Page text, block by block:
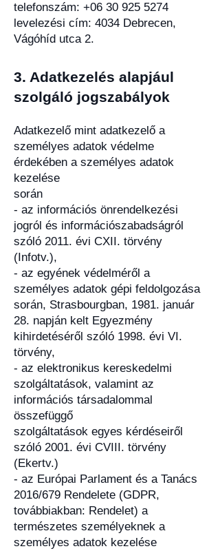
telefonszám: +06 30 925 5274
levelezési cím: 4034 Debrecen,
Vágóhíd utca 2.
3. Adatkezelés alapjául
szolgáló jogszabályok
Adatkezelő mint adatkezelő a
személyes adatok védelme
érdekében a személyes adatok
kezelése
során
- az információs önrendelkezési
jogról és információszabadságról
szóló 2011. évi CXII. törvény
(Infotv.),
- az egyének védelméről a
személyes adatok gépi feldolgozása
során, Strasbourgban, 1981. január
28. napján kelt Egyezmény
kihirdetéséről szóló 1998. évi VI.
törvény,
- az elektronikus kereskedelmi
szolgáltatások, valamint az
információs társadalommal
összefüggő
szolgáltatások egyes kérdéseiről
szóló 2001. évi CVIII. törvény
(Ekertv.)
- az Európai Parlament és a Tanács
2016/679 Rendelete (GDPR,
továbbiakban: Rendelet) a
természetes személyeknek a
személyes adatok kezelése